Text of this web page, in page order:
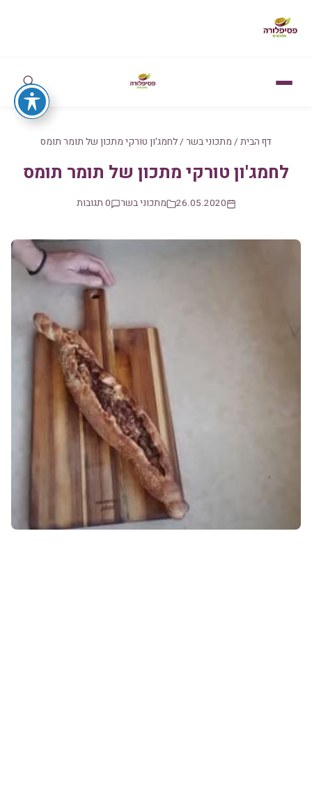
דף הבית / מתכוני בשר /לחמג'ון טורקי מתכון של תומר תומס
לחמג'ון טורקי מתכון של תומר תומס
26.05.2020 מתכוני בשר 0 תגובות